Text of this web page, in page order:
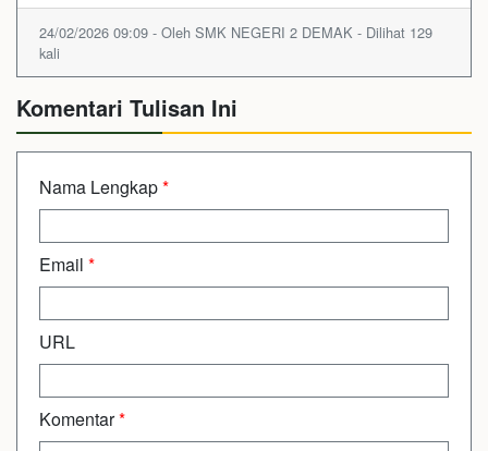
24/02/2026 09:09 - Oleh SMK NEGERI 2 DEMAK - Dilihat 129
kali
Komentari Tulisan Ini
Nama Lengkap*
Email *
URL
Komentar*